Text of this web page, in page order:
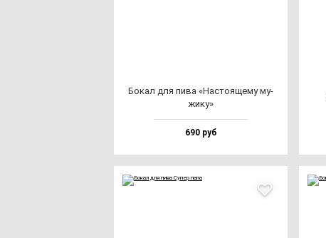
Бокал для пи­ва «Нас­то­яще­му му­
жи­ку»
690 руб